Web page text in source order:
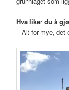
Hva liker du å
– Alt for mye, det